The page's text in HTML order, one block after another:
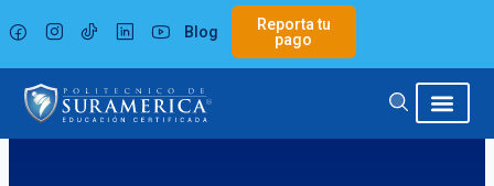
al
contenido
Blog
Reporta tu
pago